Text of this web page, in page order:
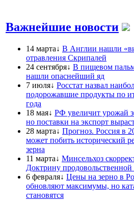
Важнейшие новости
14 марта↓ В Англии нашли
отравления Скрипалей
24 сентября↓ В пищевом
нашли опаснейший яд
7 июля↓ Росстат назвал
подорожавшие продукты по
года
18 мая↓ РФ увеличит урожай
но поставки на экспорт
28 марта↓ Прогноз. Россия в
может побить исторический
зерна
11 марта↓ Минсельхоз
Доктрину продовольственной
6 февраля↓ Цены на зерно в
обновляют максимумы, но
становятся